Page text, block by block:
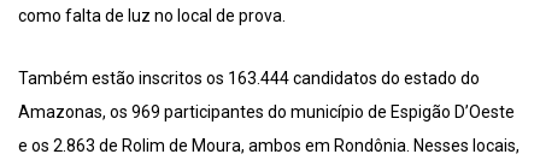
como falta de luz no local de prova.
Também estão inscritos os 163.444 candidatos do estado do
Amazonas, os 969 participantes do município de Espigão D’Oeste
e os 2.863 de Rolim de Moura, ambos em Rondônia. Nesses locais,